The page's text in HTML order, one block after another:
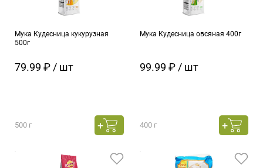
Мука Кудесница кукурузная
500г
79.99 ₽ / шт
500 г
Мука Кудесница овсяная 400г
99.99 ₽ / шт
400 г